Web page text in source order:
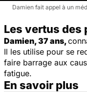
Damien fait appel à un
Les vertus des
Damien, 37 ans,
Il les utilise pour se
faire barrage aux
fatigue.
En savoir plus